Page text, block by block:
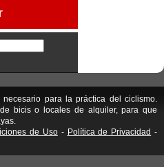
para la práctica del ciclismo.
bicis o locales de alquiler, para que
de Uso- Política de Privacidad -